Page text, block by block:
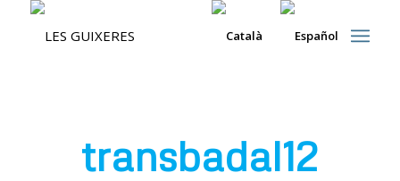
transbadal12